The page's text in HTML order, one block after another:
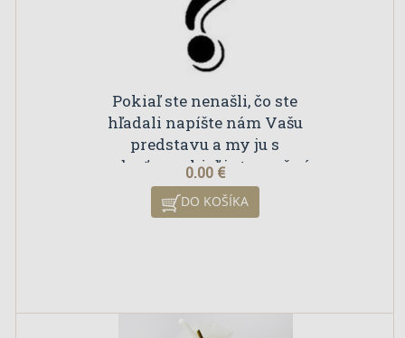
Pokiaľ ste nenašli, čo ste
hľadali napíšte nám Vašu
predstavu a my ju s
radosťou pokiaľ je to možné
uskutočníme
0.00 €
DO KOŠÍKA